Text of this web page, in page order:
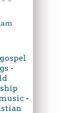
gospel
-
-